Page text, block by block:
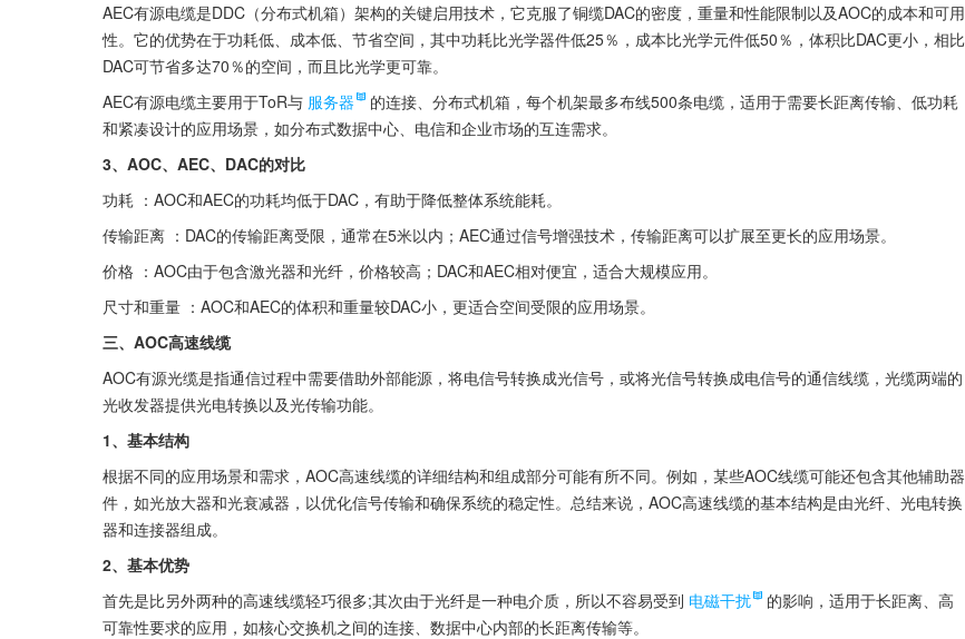
AEC有源电缆是DDC（分布式机箱）架构的关键启用技术，它克服了铜缆DAC的密度，重量和性能限制以及AOC的成本和可用
性。它的优势在于功耗低、成本低、节省空间，其中功耗比光学器件低25％，成本比光学元件低50％，体积比DAC更小，相比
DAC可节省多达70％的空间，而且比光学更可靠。
AEC有源电缆主要用于ToR与 服务器
的连接、分布式机箱，每个机架最多布线500条电缆，适用于需要长距离传输、低功耗
和紧凑设计的应用场景，如分布式数据中心、电信和企业市场的互连需求。
3、AOC、AEC、DAC的对比
功耗 ：AOC和AEC的功耗均低于DAC，有助于降低整体系统能耗。
传输距离 ：DAC的传输距离受限，通常在5米以内；AEC通过信号增强技术，传输距离可以扩展至更长的应用场景。
价格 ：AOC由于包含激光器和光纤，价格较高；DAC和AEC相对便宜，适合大规模应用。
尺寸和重量 ：AOC和AEC的体积和重量较DAC小，更适合空间受限的应用场景。
三、AOC高速线缆
AOC有源光缆是指通信过程中需要借助外部能源，将电信号转换成光信号，或将光信号转换成电信号的通信线缆，光缆两端的
光收发器提供光电转换以及光传输功能。
1、基本结构
根据不同的应用场景和需求，AOC高速线缆的详细结构和组成部分可能有所不同。例如，某些AOC线缆可能还包含其他辅助器
件，如光放大器和光衰减器，以优化信号传输和确保系统的稳定性。总结来说，AOC高速线缆的基本结构是由光纤、光电转换
器和连接器组成。
2、基本优势
首先是比另外两种的高速线缆轻巧很多;其次由于光纤是一种电介质，所以不容易受到 电磁干扰
的影响，适用于长距离、高
可靠性要求的应用，如核心交换机之间的连接、数据中心内部的长距离传输等。